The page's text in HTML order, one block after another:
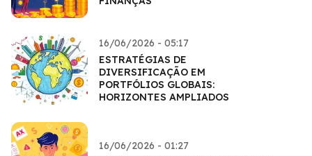
16/06/2026 - 05:17
ESTRATÉGIAS DE
DIVERSIFICAÇÃO EM
PORTFÓLIOS GLOBAIS:
HORIZONTES AMPLIADOS
16/06/2026 - 01:27